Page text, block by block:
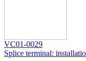
VC01-0029
Splice terminal: